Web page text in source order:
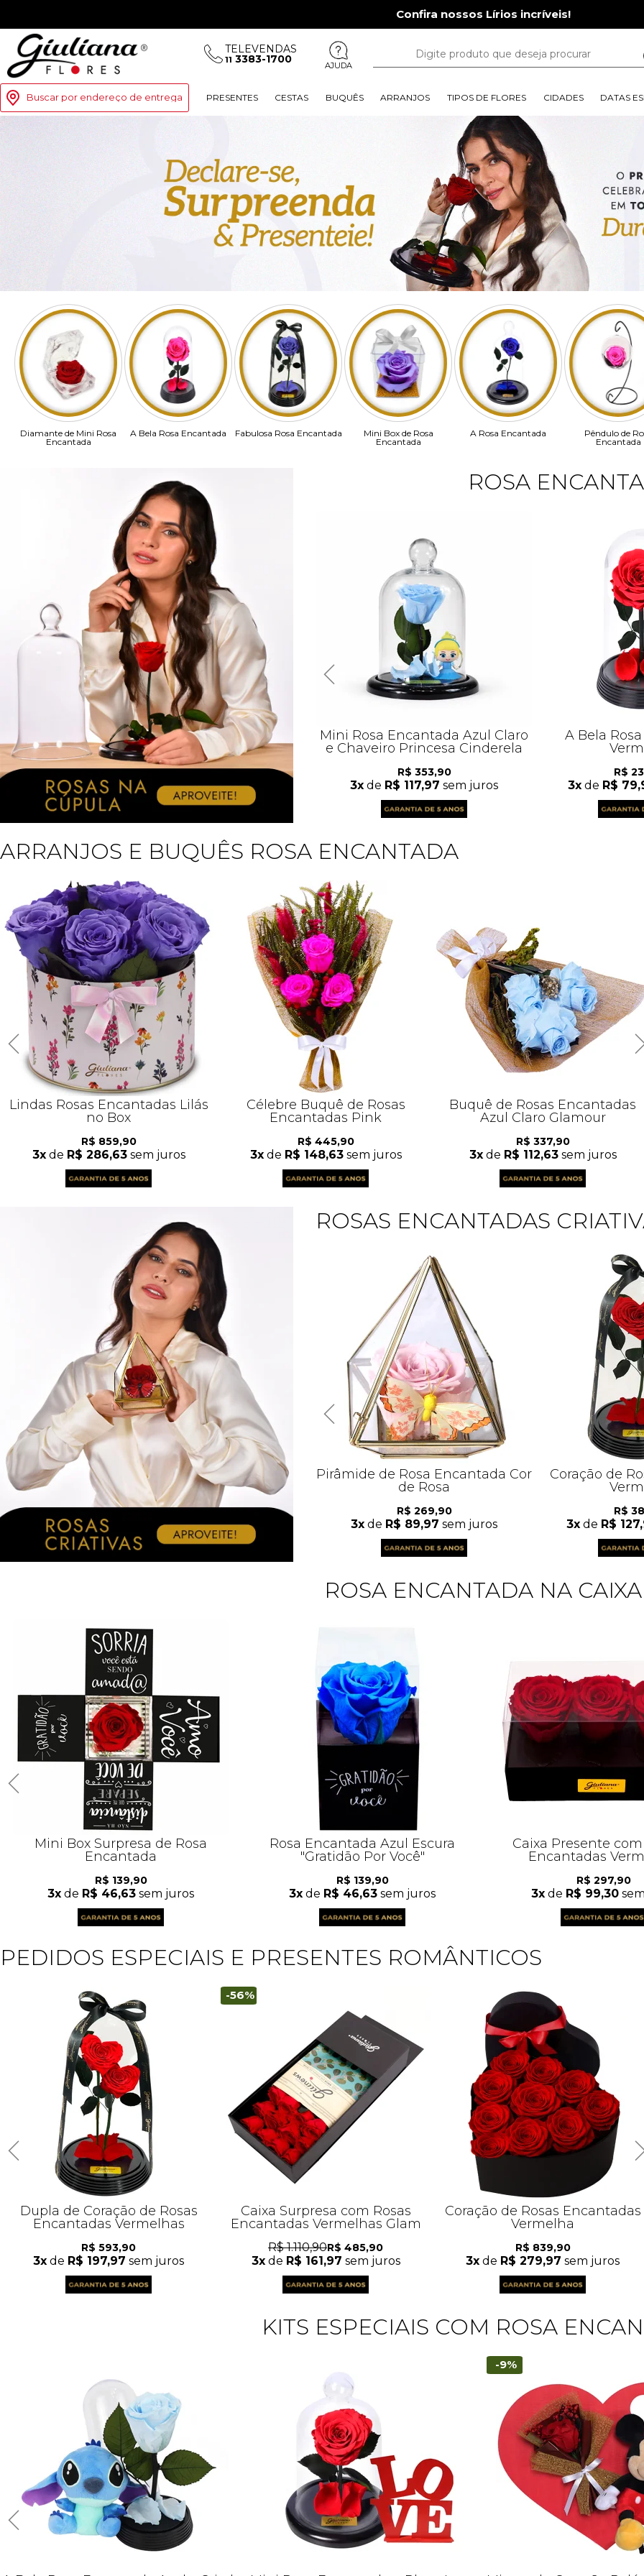
Confira nossos Lírios incríveis!
TELEVENDAS
11 3383-1700 AJUDA
Buscar por endereço de entrega PRESENTES CESTAS BUQUÊS ARRANJOS TIPOS DE FLORES CIDADES DATAS
Diamante de Mini Rosa
Encantada
A Bela Rosa Encantada Fabulosa Rosa Encantada
Mini Box de Rosa
Encantada
A Rosa Encantada
Pêndulo de
Encantada
ROSA
Mini Rosa Encantada Azul Claro
e Chaveiro Princesa Cinderela
R$ 353,90
3x de R$ 117,97 sem juros
A Bela
R$
3x de R$
ARRANJOS E BUQUÊS ROSA ENCANTADA
Lindas Rosas Encantadas Lilás
no Box
R$ 859,90
3x de R$ 286,63sem juros
Célebre Buquê de Rosas
Encantadas Pink
R$ 445,90
3x de R$ 148,63sem juros
Buquê de Rosas Encantadas
Azul Claro Glamour
R$ 337,90
3x de R$ 112,63sem juros
ROSAS ENCANTADAS
Pirâmide de Rosa Encantada Cor
de Rosa
R$ 269,90
3x de R$ 89,97 sem juros
Coração de
R$
3x de R$
ROSA ENCANTADA NA CAIXA
Mini Box Surpresa de Rosa
Encantada
R$ 139,90
3x de R$ 46,63 sem juros
Rosa Encantada Azul Escura
"Gratidão Por Você"
R$ 139,90
3x de R$ 46,63 sem juros
Caixa Presente com
Encantadas
R$ 297,90
3x de R$ 99,30
PEDIDOS ESPECIAIS E PRESENTES ROMÂNTICOS
Dupla de Coração de Rosas
Encantadas Vermelhas
R$ 593,90
3x de R$ 197,97 sem juros
-56%
Caixa Surpresa com Rosas
Encantadas Vermelhas Glam
R$ 1.110,90R$ 485,90
3x de R$ 161,97 sem juros
Coração de Rosas Encantadas
Vermelha
R$ 839,90
3x de R$ 279,97 sem juros
KITS ESPECIAIS COM ROSA
-9%